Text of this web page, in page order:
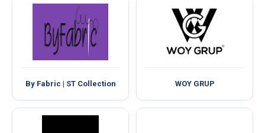
By Fabric | ST Collection WOY GRUP